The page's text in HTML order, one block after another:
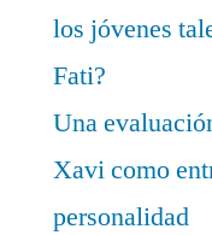
los jóvenes
Fati?
Una
Xavi como
personalidad